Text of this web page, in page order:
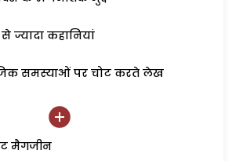
से ज्यादा कहानियां
समस्याओं पर चोट करते लेख
मैगजीन